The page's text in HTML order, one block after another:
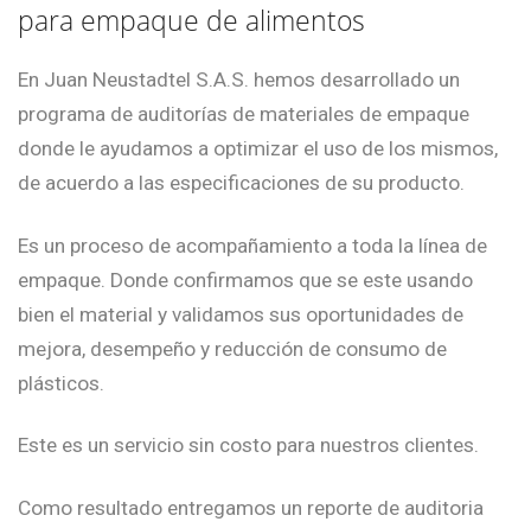
para empaque de alimentos
En Juan Neustadtel S.A.S. hemos desarrollado un
programa de auditorías de materiales de empaque
donde le ayudamos a optimizar el uso de los mismos,
de acuerdo a las especificaciones de su producto.
Es un proceso de acompañamiento a toda la línea de
empaque. Donde confirmamos que se este usando
bien el material y validamos sus oportunidades de
mejora, desempeño y reducción de consumo de
plásticos.
Este es un servicio sin costo para nuestros clientes.
Como resultado entregamos un reporte de auditoria